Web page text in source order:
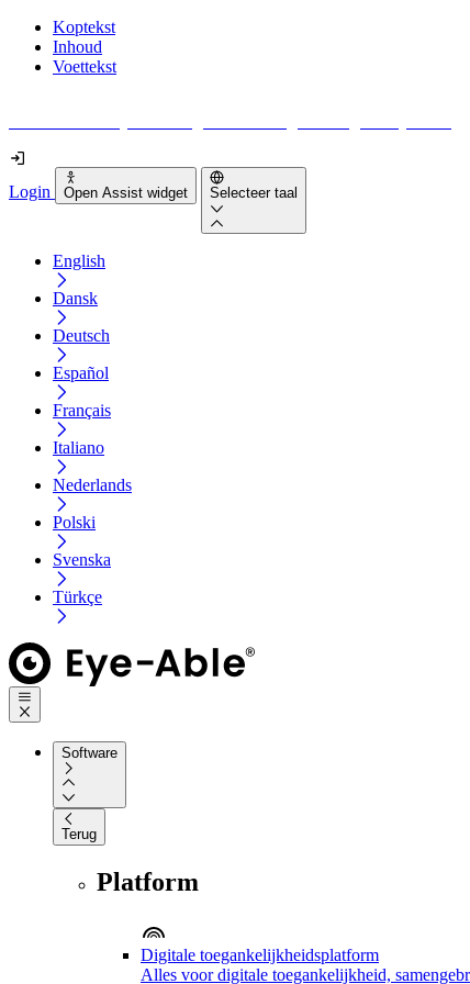
Koptekst
Inhoud
Voettekst
Login Open Assist widget Selecteer taal
English
Dansk
Deutsch
Español
Français
Italiano
Nederlands
Polski
Svenska
Türkçe
Software
Terug
Platform
Digitale toegankelijkheidsplatform
Alles voor digitale toegankelijkheid,